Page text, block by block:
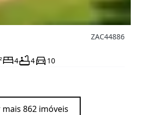
ZAC44886
4 4 10
mais 862 imóveis